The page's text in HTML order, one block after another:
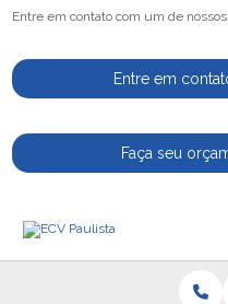
Entre em contato com um de
Entre em
Faça seu